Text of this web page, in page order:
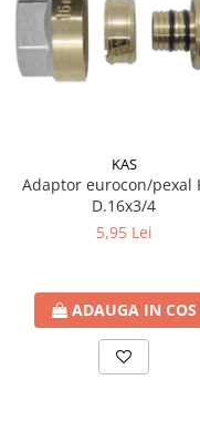
Teu Cupru
Teu redus Cupru
Mufa Cupru
Reductie Cupru
Semiolandez Cupru
PEXAL
Distribuitor pexal FI-FE
KAS
Adaptor eurocon/pexal
D.16x3/4
5,95 Lei
ADAUGA IN COS